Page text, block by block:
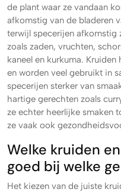
de plant waar ze vandaan
afkomstig van de bladeren
terwijl specerijen afkomstig
zoals zaden, vruchten,
kaneel en kurkuma.
en worden veel gebruikt in
specerijen sterker van
hartige gerechten zoals
ze echter heerlijke smaken
ze vaak ook
Welke kruiden
goed bij welke
Het kiezen van de juiste